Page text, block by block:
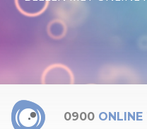
0900 ONLINE